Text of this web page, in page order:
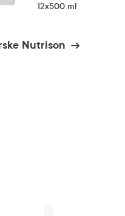
12x500 ml
Nutrison